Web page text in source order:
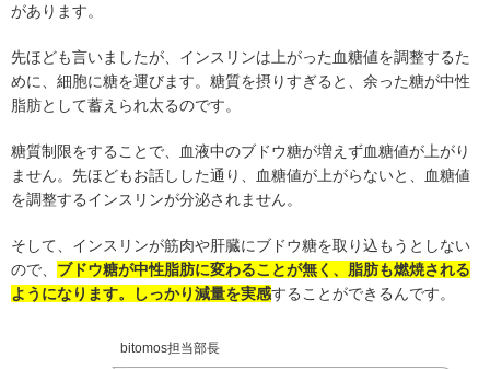
があります。
先ほども言いましたが、インスリンは上がった血糖値を調整するた
めに、細胞に糖を運びます。糖質を摂りすぎると、余った糖が中性
脂肪として蓄えられ太るのです。
糖質制限をすることで、血液中のブドウ糖が増えず血糖値が上がり
ません。先ほどもお話しした通り、血糖値が上がらないと、血糖値
を調整するインスリンが分泌されません。
そして、インスリンが筋肉や肝臓にブドウ糖を取り込もうとしない
ので、 ブドウ糖が中性脂肪に変わることが無く、脂肪も燃焼される
ようになります。しっかり減量を実感することができるんです。
bitomos担当部長